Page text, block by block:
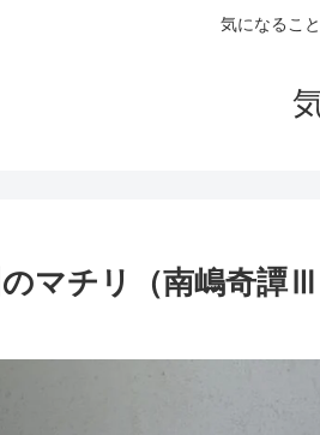
気になるこ
マチリ（南嶋奇譚